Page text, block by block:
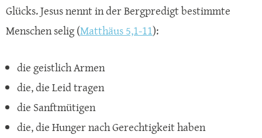
Glücks. Jesus nennt in der Bergpredigt bestimmte
Menschen selig (Matthäus 5,1-11):
die geistlich Armen
die, die Leid tragen
die Sanftmütigen
die, die Hunger nach Gerechtigkeit haben